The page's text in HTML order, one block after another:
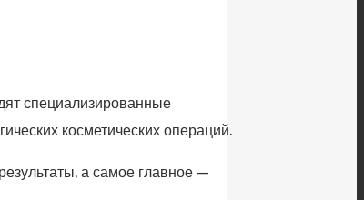
специализированные
косметических операций.
а самое главное —